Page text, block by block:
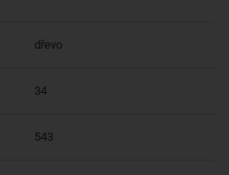
dřevo
34
543